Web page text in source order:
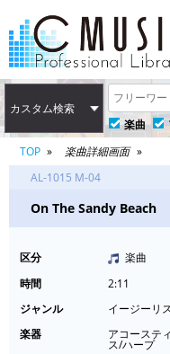
カスタム検索
楽曲
TOP
楽曲詳細画面
AL-1015 M-04
On The Sandy Beach
区分
楽曲
時間
2:11
ジャンル
イージーリ
楽器
アコーステ
ス/ハープ